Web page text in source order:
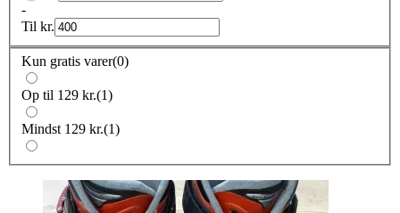
-
Til kr.
Kun gratis varer(0)
Op til 129 kr.(1)
Mindst 129 kr.(1)